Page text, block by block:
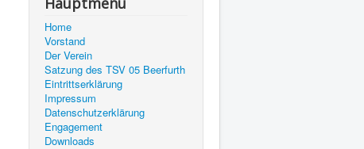
Home
Vorstand
Der Verein
Satzung des TSV 05 Beerfurth
Eintrittserklärung
Impressum
Datenschutzerklärung
Engagement
Downloads